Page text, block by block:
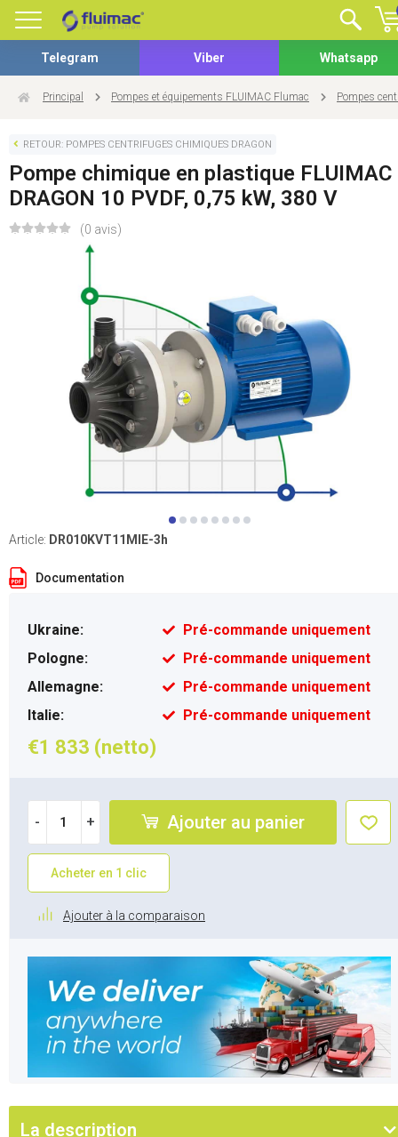
Telegram Viber Whatsapp
Principal Pompes et équipements FLUIMAC Flumac Pompes
RETOUR: POMPES CENTRIFUGES CHIMIQUES DRAGON
Pompe chimique en plastique FLUIMAC
DRAGON 10 PVDF, 0,75 kW, 380 V
(0 avis)
Article: DR010KVT11MIE-3h
Documentation
Ukraine:
Pré-commande uniquement
Pologne:
Pré-commande uniquement
Allemagne:
Pré-commande uniquement
Italie:
Pré-commande uniquement
€1 833 (netto)
- + Ajouter au panier
Acheter en 1 clic
Ajouter à la comparaison
La description